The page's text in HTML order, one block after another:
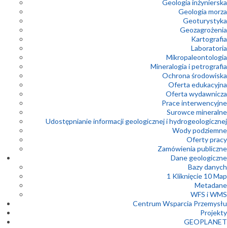
Geologia inżynierska
Geologia morza
Geoturystyka
Geozagrożenia
Kartografia
Laboratoria
Mikropaleontologia
Mineralogia i petrografia
Ochrona środowiska
Oferta edukacyjna
Oferta wydawnicza
Prace interwencyjne
Surowce mineralne
Udostępnianie informacji geologicznej i hydrogeologicznej
Wody podziemne
Oferty pracy
Zamówienia publiczne
Dane geologiczne
Bazy danych
1 Kliknięcie 10 Map
Metadane
WFS i WMS
Centrum Wsparcia Przemysłu
Projekty
GEOPLANET